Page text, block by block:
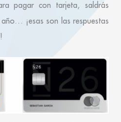
pagar con tarjeta, saldrás
¡esas son las respuestas